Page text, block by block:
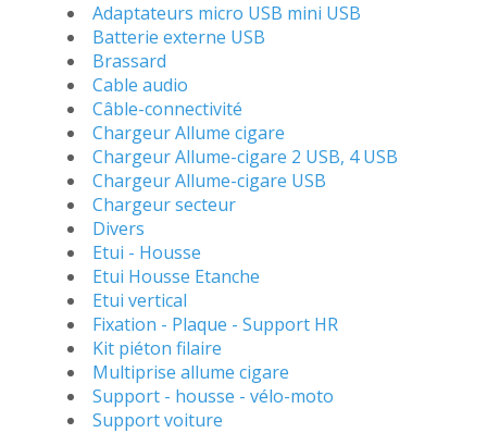
Adaptateurs micro USB mini USB
Batterie externe USB
Brassard
Cable audio
Câble-connectivité
Chargeur Allume cigare
Chargeur Allume-cigare 2 USB, 4 USB
Chargeur Allume-cigare USB
Chargeur secteur
Divers
Etui - Housse
Etui Housse Etanche
Etui vertical
Fixation - Plaque - Support HR
Kit piéton filaire
Multiprise allume cigare
Support - housse - vélo-moto
Support voiture